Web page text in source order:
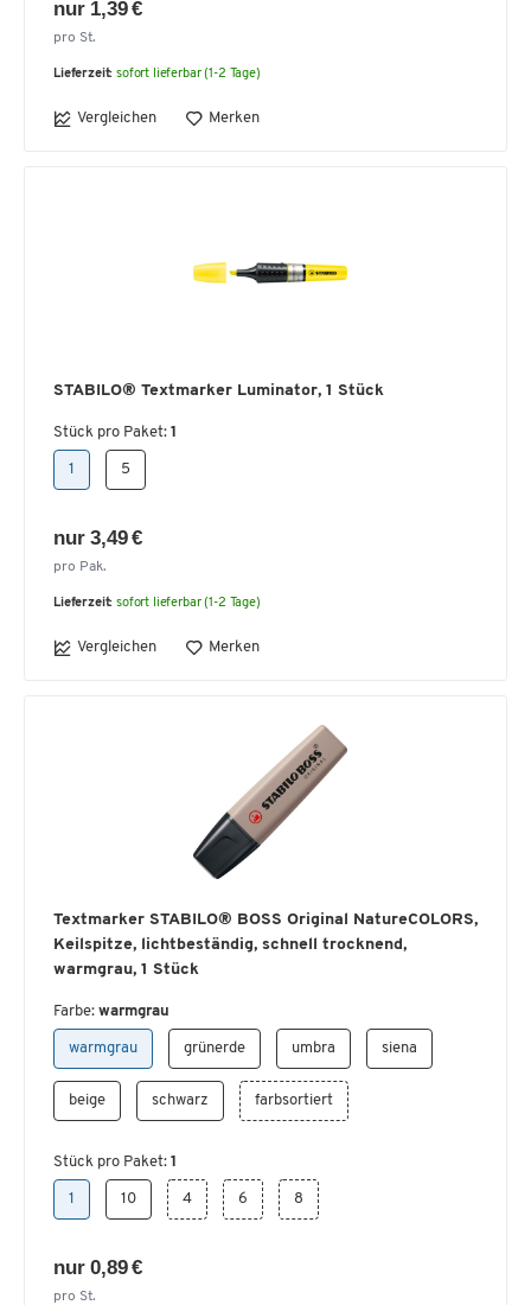
nur 1,39 €
pro St.
Lieferzeit: sofort lieferbar (1-2 Tage)
Vergleichen Merken
STABILO® Textmarker Luminator, 1 Stück
Stück pro Paket: 1
1 5
nur 3,49 €
pro Pak.
Lieferzeit: sofort lieferbar (1-2 Tage)
Vergleichen Merken
Textmarker STABILO® BOSS Original NatureCOLORS,
Keilspitze, lichtbeständig, schnell trocknend,
warmgrau, 1 Stück
Farbe: warmgrau
warmgrau grünerde umbra siena
beige schwarz farbsortiert
Stück pro Paket: 1
1 10 4 6 8
nur 0,89 €
pro St.